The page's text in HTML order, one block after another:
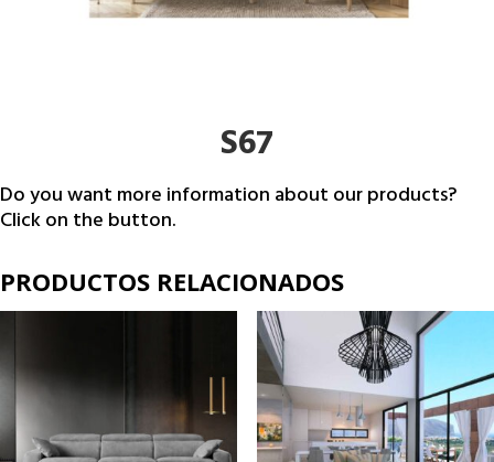
S67
Do you want more information about our products?
Click on the button.
PRODUCTOS RELACIONADOS